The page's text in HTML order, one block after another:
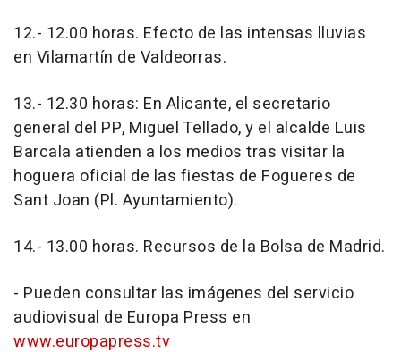
12.- 12.00 horas. Efecto de las intensas lluvias
en Vilamartín de Valdeorras.
13.- 12.30 horas: En Alicante, el secretario
general del PP, Miguel Tellado, y el alcalde Luis
Barcala atienden a los medios tras visitar la
hoguera oficial de las fiestas de Fogueres de
Sant Joan (Pl. Ayuntamiento).
14.- 13.00 horas. Recursos de la Bolsa de Madrid.
- Pueden consultar las imágenes del servicio
audiovisual de Europa Press en
www.europapress.tv